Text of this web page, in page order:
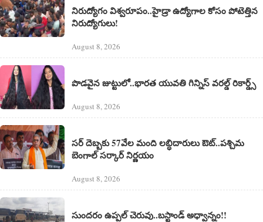
నిరుద్యోగం విశ్వరూపం..హైడ్రా ఉద్యోగాల కోసం పోటెత్తిన
నిరుద్యోగులు!
August 8, 2026
పొడవైన జుట్టులో..భారత యువతి గిన్నిస్ వరల్డ్ రికార్డ్స్
August 8, 2026
సర్ దెబ్బకు 57వేల మంది లబ్ధిదారులు ఔట్..పశ్చిమ
బెంగాల్ సర్కార్ నిర్ణయం
August 8, 2026
సుందరం ఉప్పల్ చెరువు..బస్టాండ్ అధ్వాన్నం!!